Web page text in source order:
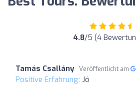
4.8/5 (4
Tamás Csallány Veröffentlicht am
Positive Erfahrung: Jó